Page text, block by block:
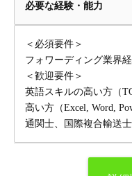
必要な経験・能力
＜必須要件＞
フォワーディング業界
＜歓迎要件＞
英語スキルの高い方（
高い方（Excel, Word,
通関士、国際複合輸送